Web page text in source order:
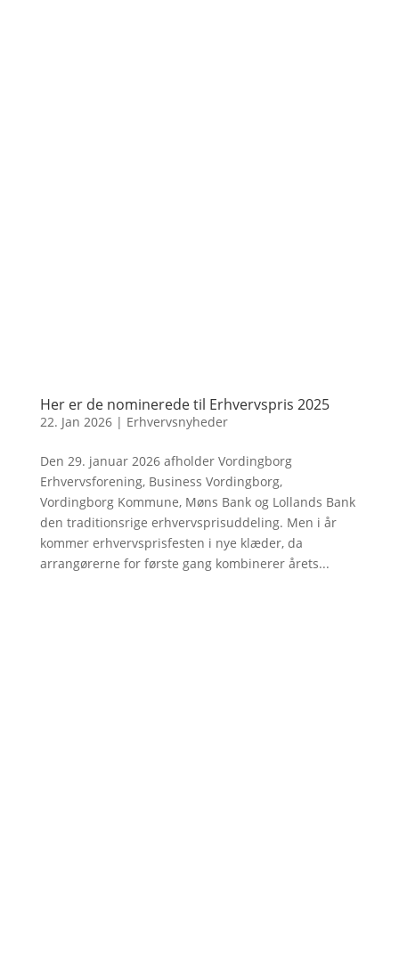
Her er de nominerede til Erhvervspris 2025
22. Jan 2026| Erhvervsnyheder
Den 29. januar 2026 afholder Vordingborg
Erhvervsforening, Business Vordingborg,
Vordingborg Kommune, Møns Bank og Lollands Bank
den traditionsrige erhvervsprisuddeling. Men i år
kommer erhvervsprisfesten i nye klæder, da
arrangørerne for første gang kombinerer årets...